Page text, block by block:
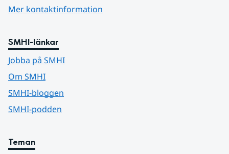
Mer kontaktinformation
SMHI-länkar
Jobba på SMHI
Om SMHI
SMHI-bloggen
SMHI-podden
Teman